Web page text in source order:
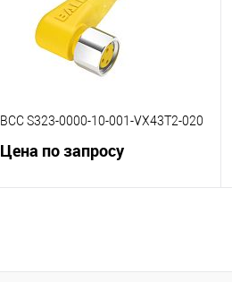
BCC S323-0000-10-001-VX43T2-020
Цена по запросу